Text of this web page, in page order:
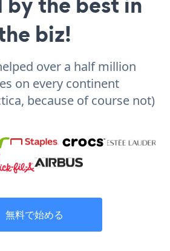
biz!
over a half million
on every continent
because of course not)
無料で始める